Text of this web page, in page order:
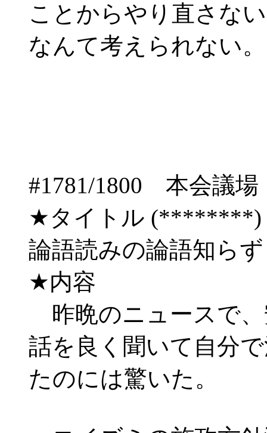
ことからやり直さな
なんて考えられない。
#1781/1800 本会議
★タイトル (********)
論語読みの論語知ら
★内容
昨晩のニュースで、
話を良く聞いて自分
たのには驚いた。